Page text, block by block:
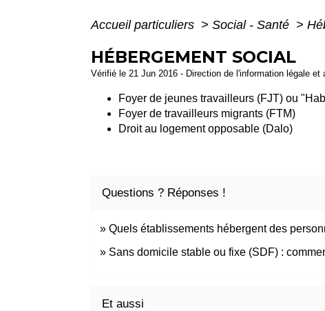
Accueil particuliers > Social - Santé >
HÉBERGEMENT SOCIAL
Vérifié le 21 Jun 2016 - Direction de l'information légale
Foyer de jeunes travailleurs (FJT) ou
Foyer de travailleurs migrants (FTM)
Droit au logement opposable (Dalo)
Questions ? Réponses !
Quels établissements hébergent des
Sans domicile stable ou fixe (SDF) :
Et aussi